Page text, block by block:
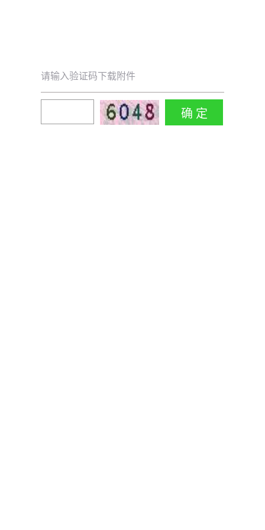
请输入验证码下载附件